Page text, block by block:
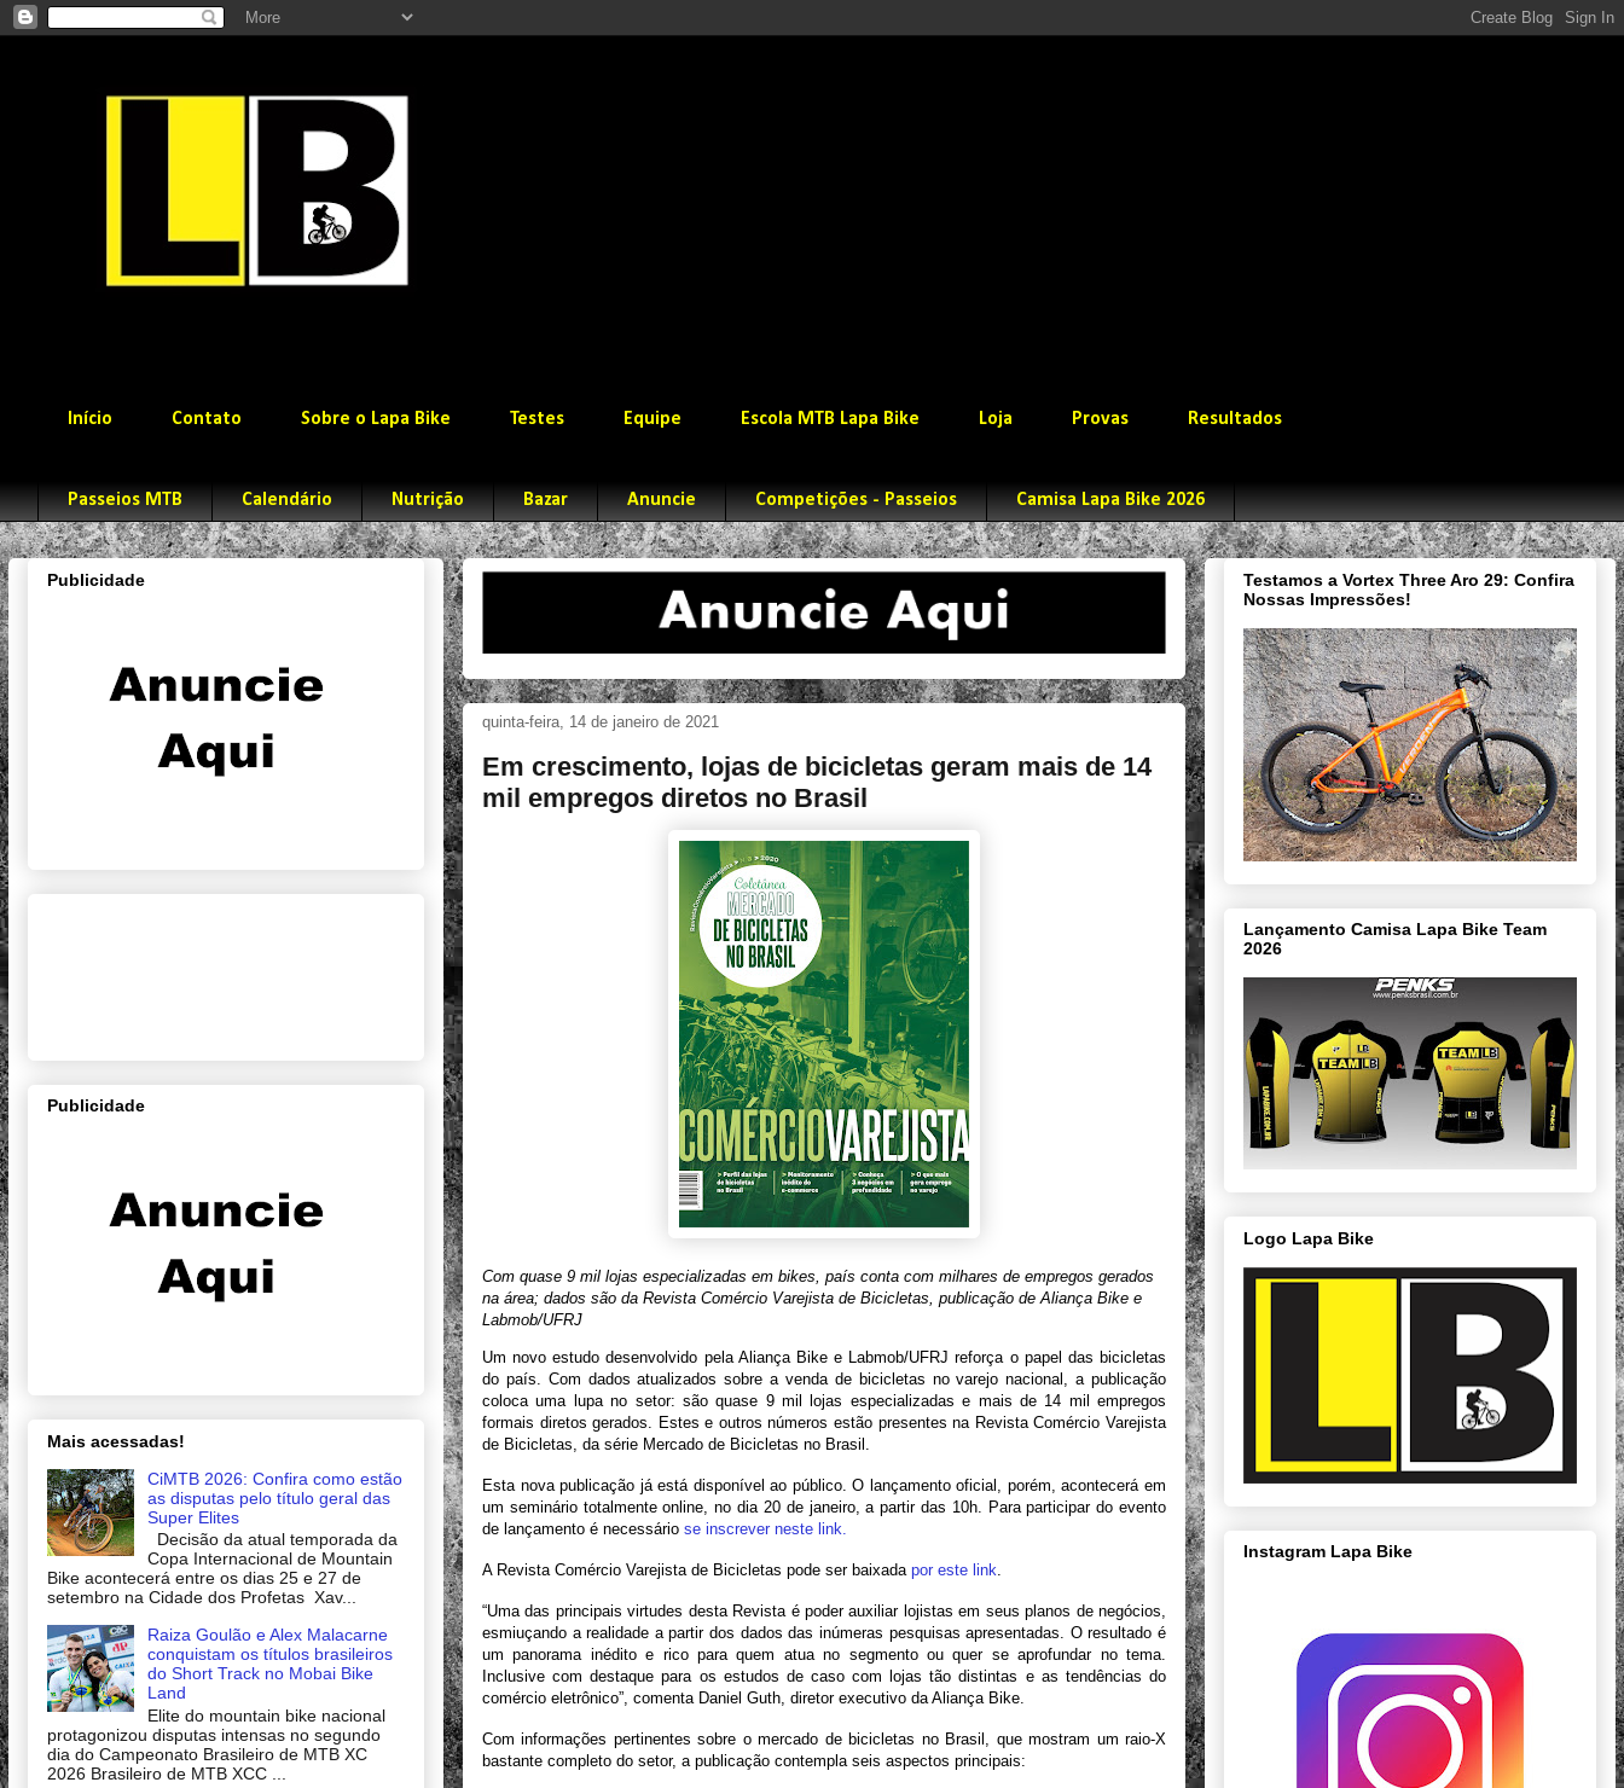
Início Contato Sobre o Lapa Bike Testes Equipe Escola MTB Lapa Bike Loja Provas Resultados
Passeios MTB Calendário Nutrição Bazar Anuncie Competições - Passeios Camisa Lapa Bike 2026
quinta-feira, 14 de janeiro de 2021
Em crescimento, lojas de bicicletas geram mais de 14
mil empregos diretos no Brasil
Com quase 9 mil lojas especializadas em bikes, país conta com milhares de empregos gerados
na área; dados são da Revista Comércio Varejista de Bicicletas, publicação de Aliança Bike e
Labmob/UFRJ
Um novo estudo desenvolvido pela Aliança Bike e Labmob/UFRJ reforça o papel das bicicletas
do país. Com dados atualizados sobre a venda de bicicletas no varejo nacional, a publicação
coloca uma lupa no setor: são quase 9 mil lojas especializadas e mais de 14 mil empregos
formais diretos gerados. Estes e outros números estão presentes na Revista Comércio Varejista
de Bicicletas, da série Mercado de Bicicletas no Brasil.
Esta nova publicação já está disponível ao público. O lançamento oficial, porém, acontecerá em
um seminário totalmente online, no dia 20 de janeiro, a partir das 10h. Para participar do evento
de lançamento é necessário se inscrever neste link.
A Revista Comércio Varejista de Bicicletas pode ser baixada por este link.
“Uma das principais virtudes desta Revista é poder auxiliar lojistas em seus planos de negócios,
esmiuçando a realidade a partir dos dados das inúmeras pesquisas apresentadas. O resultado é
um panorama inédito e rico para quem atua no segmento ou quer se aprofundar no tema.
Inclusive com destaque para os estudos de caso com lojas tão distintas e as tendências do
comércio eletrônico”, comenta Daniel Guth, diretor executivo da Aliança Bike.
Com informações pertinentes sobre o mercado de bicicletas no Brasil, que mostram um raio-X
bastante completo do setor, a publicação contempla seis aspectos principais:
Publicidade
Publicidade
Mais acessadas!
CiMTB 2026: Confira como estão
as disputas pelo título geral das
Super Elites
Decisão da atual temporada da
Copa Internacional de Mountain
Bike acontecerá entre os dias 25 e 27 de
setembro na Cidade dos Profetas Xav...
Raiza Goulão e Alex Malacarne
conquistam os títulos brasileiros
do Short Track no Mobai Bike
Land
Elite do mountain bike nacional
protagonizou disputas intensas no segundo
dia do Campeonato Brasileiro de MTB XC
2026 Brasileiro de MTB XCC ...
Testamos a Vortex Three Aro 29: Confira
Nossas Impressões!
Lançamento Camisa Lapa Bike Team
2026
Logo Lapa Bike
Instagram Lapa Bike